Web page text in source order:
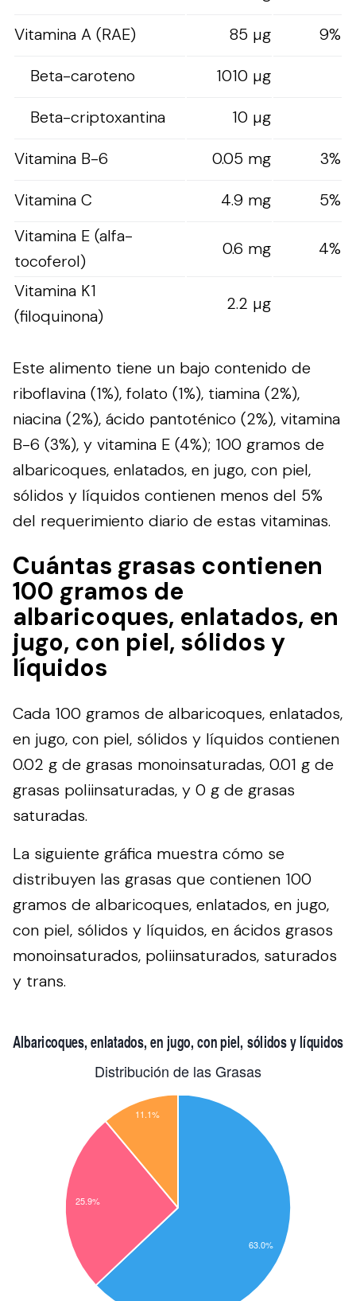
Vitamina A (RAE)
85 µg
9%
Beta-caroteno
1010 µg
Beta-criptoxantina
10 µg
Vitamina B-6
0.05 mg
3%
Vitamina C
4.9 mg
5%
Vitamina E (alfa-
tocoferol)
0.6 mg 4%
Vitamina K1
(filoquinona)
2.2 µg
Este alimento tiene un bajo contenido de
riboflavina (1%), folato (1%), tiamina (2%),
niacina (2%), ácido pantoténico (2%), vitamina
B-6 (3%), y vitamina E (4%); 100 gramos de
albaricoques, enlatados, en jugo, con piel,
sólidos y líquidos contienen menos del 5%
del requerimiento diario de estas vitaminas.
Cuántas grasas contienen
100 gramos de
albaricoques, enlatados, en
jugo, con piel, sólidos y
líquidos
Cada 100 gramos de albaricoques, enlatados,
en jugo, con piel, sólidos y líquidos contienen
0.02 g de grasas monoinsaturadas, 0.01 g de
grasas poliinsaturadas, y 0 g de grasas
saturadas.
La siguiente gráfica muestra cómo se
distribuyen las grasas que contienen 100
gramos de albaricoques, enlatados, en jugo,
con piel, sólidos y líquidos, en ácidos grasos
monoinsaturados, poliinsaturados, saturados
y trans.